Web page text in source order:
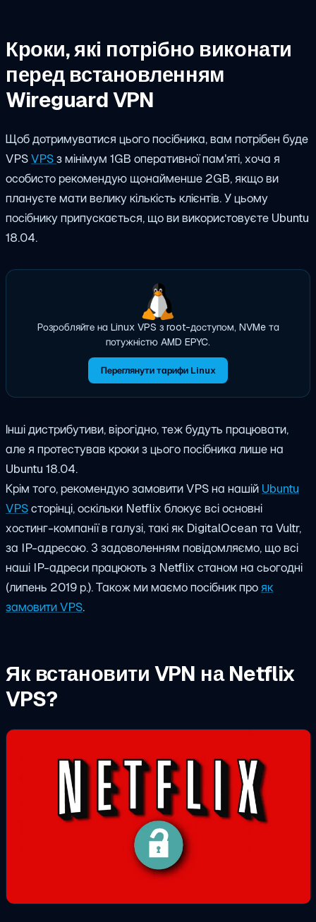
Кроки, які потрібно виконати
перед встановленням
Wireguard VPN
Щоб дотримуватися цього посібника, вам потрібен буде
VPSVPSз мінімум 1GB оперативної пам'яті, хоча я
особисто рекомендую щонайменше 2GB, якщо ви
плануєте мати велику кількість клієнтів. У цьому
посібнику припускається, що ви використовуєте Ubuntu
18.04.
Розробляйте на Linux VPS з root-доступом, NVMe та
потужністю AMD EPYC.
Переглянути тарифи Linux
Інші дистрибутиви, вірогідно, теж будуть працювати,
але я протестував кроки з цього посібника лише на
Ubuntu 18.04.
Крім того, рекомендую замовити VPS на нашій Ubuntu
VPSсторінці, оскільки Netflix блокує всі основні
хостинг-компанії в галузі, такі як DigitalOcean та Vultr,
за IP-адресою. З задоволенням повідомляємо, що всі
наші IP-адреси працюють з Netflix станом на сьогодні
(липень 2019 р.). Також ми маємо посібник прояк
замовити VPS.
Як встановити VPN на Netflix
VPS?